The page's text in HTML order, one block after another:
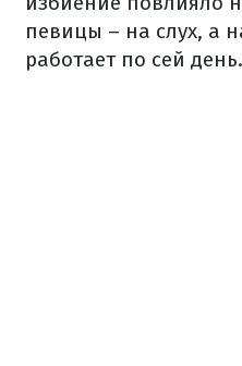
певицы – на слух, а
работает по сей день.